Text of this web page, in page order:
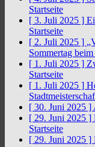
Startseite
[ 3. Juli 2025 ]
Startseite
[ 2. Juli 2025 ]
Sommertag
[ 1. Juli 2025 ]
Startseite
[ 1. Juli 2025 ]
[ 30. Juni 2025 ]
[ 29. Juni 2025 ]
Startseite
[ 29. Juni 2025 ]